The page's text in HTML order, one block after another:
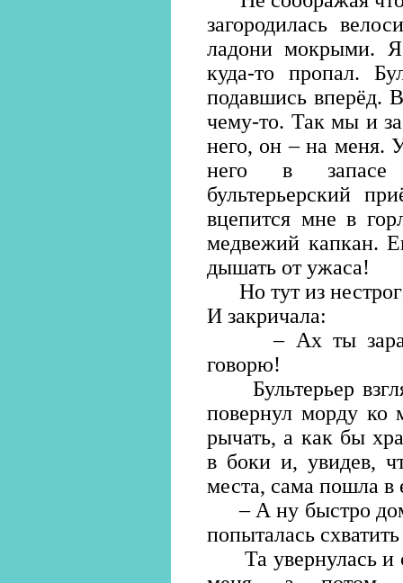
загородилась
ладони мокрыми. Я
куда-то пропал.
подавшись вперёд.
чему-то. Так мы и
него, он – на меня.
него в запасе
бультерьерский
вцепится мне в
медвежий капкан.
дышать от ужаса!
Но тут из
И закричала:
– Ах ты
говорю!
Бультерьер
повернул морду ко
рычать, а как бы
в боки и, увидев,
места, сама пошла в
– А ну быстро
попыталась
Та увернулась и